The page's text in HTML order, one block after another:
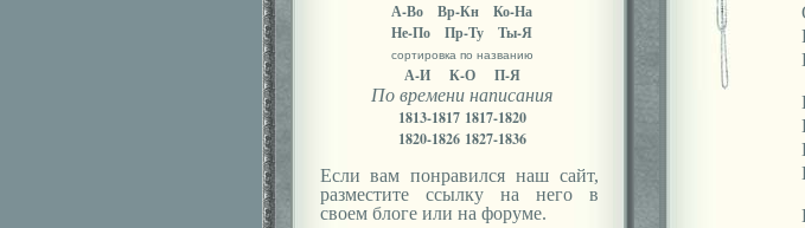
А-Во Вр-Кн
Ко-На
Не-По
Пр-Ту Ты-Я
сортировка по названию
А-И К-О
П-Я
По времени написания
1813-1817 1817-1820
1820-1826 1827-1836
Если вам понравился наш сайт,
разместите ссылку на него в
своем блоге или на форуме.